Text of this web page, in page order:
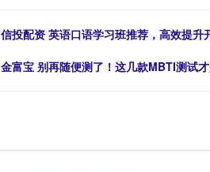
信投配资 英语口语学习班推荐，高效提升
金富宝 别再随便测了！这几款MBTI测试